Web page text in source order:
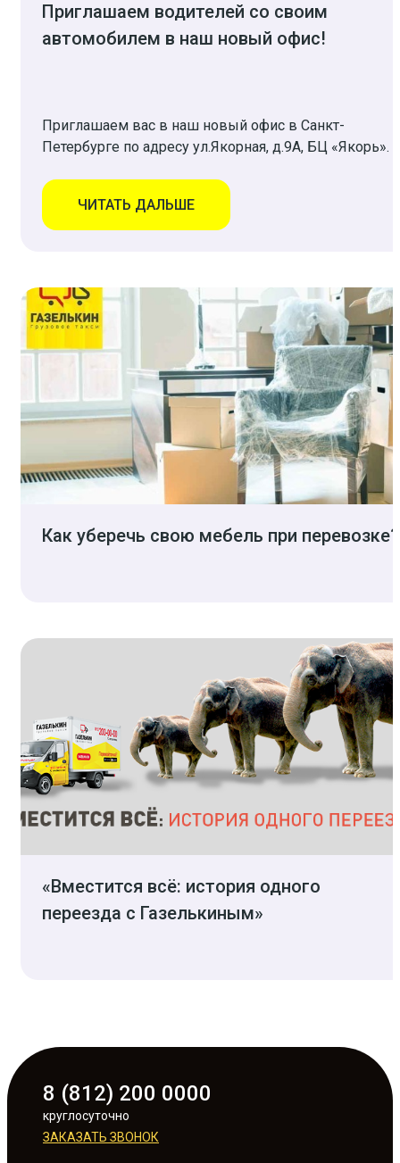
Приглашаем водителей со своим
автомобилем в наш новый офис!
Приглашаем вас в наш новый офис в Санкт-
Петербурге по адресу ул.Якорная, д.9А, БЦ «Якорь».
ЧИТАТЬ ДАЛЬШЕ
Как уберечь свою мебель при перевозке?
«Вместится всё: история одного
переезда с Газелькиным»
8 (812) 200 0000
круглосуточно
ЗАКАЗАТЬ ЗВОНОК